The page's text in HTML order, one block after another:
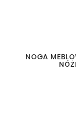
NOGA